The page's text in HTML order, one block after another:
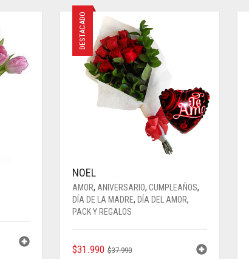
DESTACADO
NOEL
AMOR, ANIVERSARIO, CUMPLEAÑOS,
DÍA DE LA MADRE, DÍA DEL AMOR,
PACK Y REGALOS
$37.990EL
$31.990
EL